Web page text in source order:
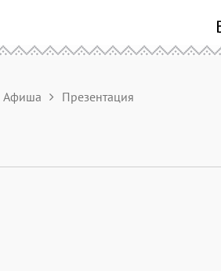
Афиша Презентация